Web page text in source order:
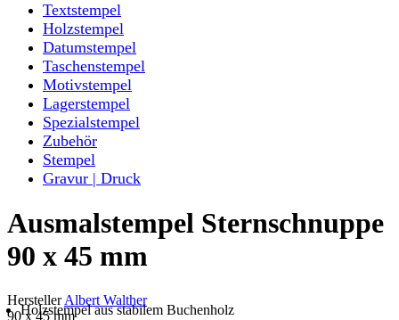
Textstempel
Holzstempel
Datumstempel
Taschenstempel
Motivstempel
Lagerstempel
Spezialstempel
Zubehör
Stempel
Gravur | Druck
Ausmalstempel Sternschnuppe
90 x 45 mm
HerstellerAlbert Walther
90 x 45 mm
Holzstempel aus stabilem Buchenholz